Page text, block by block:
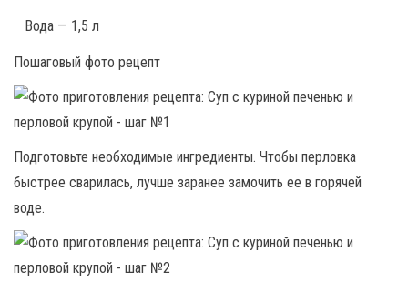
Вода — 1,5 л
Пошаговый фото рецепт
Подготовьте необходимые ингредиенты. Чтобы перловка
быстрее сварилась, лучше заранее замочить ее в горячей
воде.